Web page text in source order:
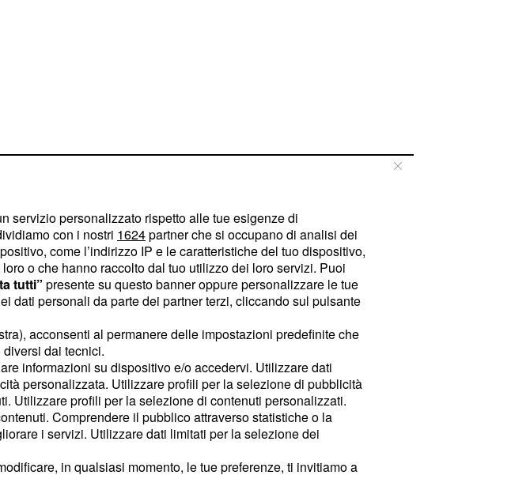
servizio personalizzato rispetto alle tue esigenze di
con i nostri 1624partner che si occupano di analisi dei
come l’indirizzo IP e le caratteristiche del tuo dispositivo,
o che hanno raccolto dal tuo utilizzo dei loro servizi. Puoi
tutti” presente su questo banner oppure personalizzare le tue
dati personali da parte dei partner terzi, cliccando sul pulsante
acconsenti al permanere delle impostazioni predefinite che
dai tecnici.
informazioni su dispositivo e/o accedervi. Utilizzare dati
personalizzata. Utilizzare profili per la selezione di pubblicità
Utilizzare profili per la selezione di contenuti personalizzati.
Comprendere il pubblico attraverso statistiche o la
i servizi. Utilizzare dati limitati per la selezione dei
in qualsiasi momento, le tue preferenze, ti invitiamo a